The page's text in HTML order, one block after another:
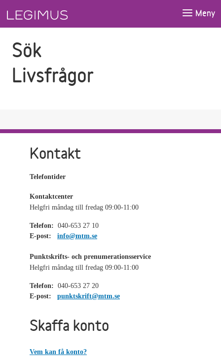
Meny
Sök
Livsfrågor
Kontakt
Telefontider
Kontaktcenter
Helgfri måndag till fredag 09:00-11:00
Telefon: 040-653 27 10
E-post:
info@mtm.se
Punktskrifts- och prenumerationsservice
Helgfri måndag till fredag 09:00-11:00
Telefon: 040-653 27 20
E-post:
punktskrift@mtm.se
Skaffa konto
Vem kan få konto?